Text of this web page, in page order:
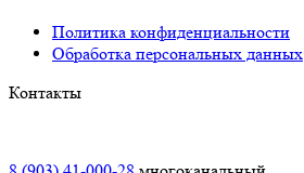
Политика конфиденциальности
Обработка персональных данных
Контакты